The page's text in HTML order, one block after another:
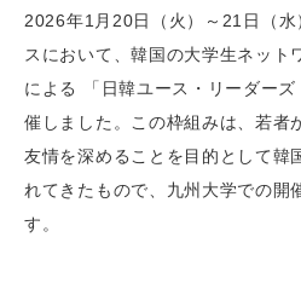
2026年1月20日（火）～21日（
スにおいて、韓国の大学生ネット
による 「日韓ユース・リーダー
催しました。この枠組みは、若者
友情を深めることを目的として韓
れてきたもので、九州大学での開
す。